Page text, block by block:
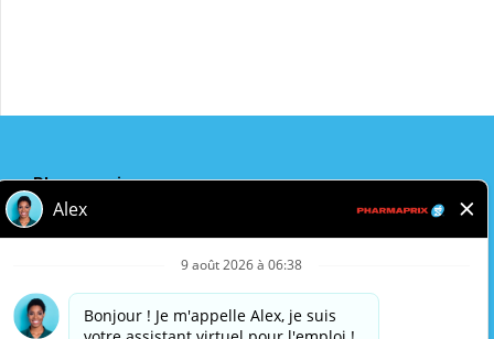
Pharmaprix
Adresse de l'entreprise
243 Consumers Road
M2J 4W8
Politique de confidentialité